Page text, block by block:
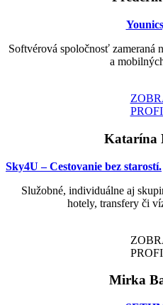
Softvérová spoločnosť zameraná
a
Katarína
Sky4U – Cestovanie bez starostí.
Služobné, individuálne aj
hotely, transfery či
Mirka